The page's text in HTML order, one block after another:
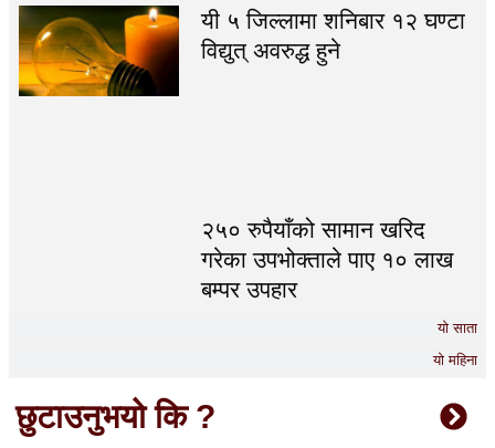
यो साता
यो महिना
यी ५ जिल्लामा शनिबार १२ घण्टा
विद्युत् अवरुद्ध हुने
२५० रुपैयाँको सामान खरिद
गरेका उपभोक्ताले पाए १० लाख
बम्पर उपहार
छुटाउनुभयो कि ?